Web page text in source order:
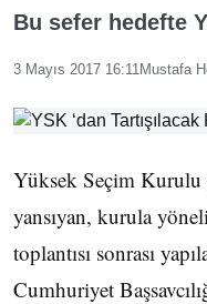
Bu sefer hedefte
3 Mayıs 2017 16:11Mustafa
Yüksek Seçim Kurulu
yansıyan, kurula
toplantısı sonrası
Cumhuriyet